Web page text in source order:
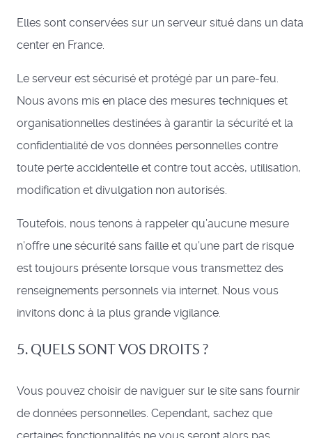
Elles sont conservées sur un serveur situé dans un data
center en France.
Le serveur est sécurisé et protégé par un pare-feu.
Nous avons mis en place des mesures techniques et
organisationnelles destinées à garantir la sécurité et la
confidentialité de vos données personnelles contre
toute perte accidentelle et contre tout accès, utilisation,
modification et divulgation non autorisés.
Toutefois, nous tenons à rappeler qu’aucune mesure
n’offre une sécurité sans faille et qu’une part de risque
est toujours présente lorsque vous transmettez des
renseignements personnels via internet. Nous vous
invitons donc à la plus grande vigilance.
5. QUELS SONT VOS DROITS ?
Vous pouvez choisir de naviguer sur le site sans fournir
de données personnelles. Cependant, sachez que